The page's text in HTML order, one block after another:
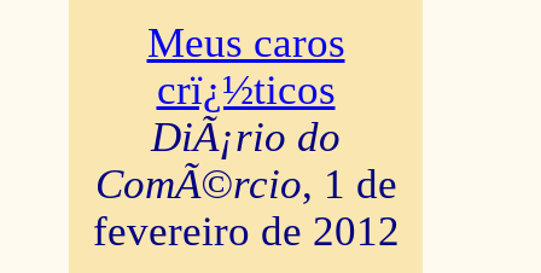
Meus caros
crï¿½ticos
DiÃ¡rio do
ComÃ©rcio, 1 de
fevereiro de 2012